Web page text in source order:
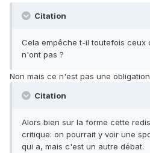
Citation
Cela empêche t-il toutefois ceux
n'ont pas ?
Non mais ce n'est pas une
Citation
Alors bien sur la forme cette
critique: on pourrait y voir une
qui a, mais c'est un autre débat.